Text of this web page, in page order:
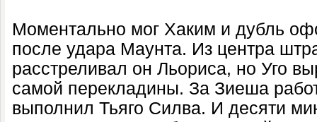
Моментально мог Хаким и дубль
после удара Маунта. Из центра
расстреливал он Льориса, но Уго
самой перекладины. За Зиеша
выполнил Тьяго Силва. И десяти